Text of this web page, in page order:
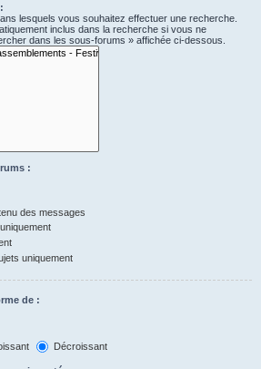
lesquels vous souhaitez effectuer une recherche.
inclus dans la recherche si vous ne
dans les sous-forums » affichée ci-dessous.
:
des messages
uniquement
de :
Décroissant